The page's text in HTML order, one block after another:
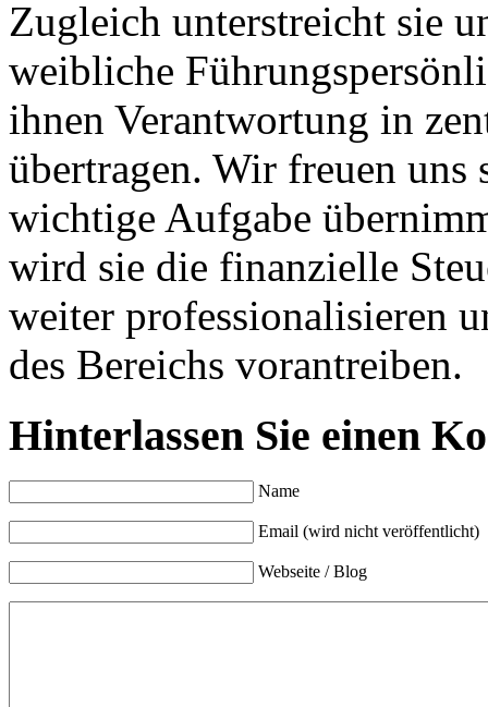
Zugleich unterstreicht sie
weibliche
ihnen Verantwortung in
übertragen. Wir freuen uns
wichtige Aufgabe
wird sie die finanzielle
weiter professionalisieren
des Bereichs vorantreiben.
Hinterlassen Sie einen
Name
Email (wird nicht veröffentlicht)
Webseite / Blog